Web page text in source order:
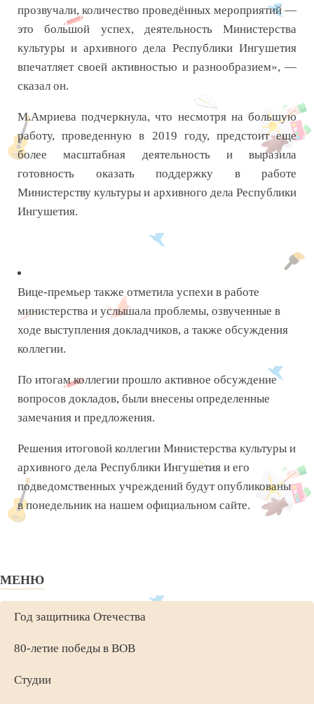
прозвучали, количество проведённых мероприятий —
это большой успех, деятельность Министерства
культуры и архивного дела Республики Ингушетия
впечатляет своей активностью и разнообразием», —
сказал он.
М.Амриева подчеркнула, что несмотря на большую
работу, проведенную в 2019 году, предстоит еще
более масштабная деятельность и выразила
готовность оказать поддержку в работе
Министерству культуры и архивного дела Республики
Ингушетия.
Вице-премьер также отметила успехи в работе
министерства и услышала проблемы, озвученные в
ходе выступления докладчиков, а также обсуждения
коллегии.
По итогам коллегии прошло активное обсуждение
вопросов докладов, были внесены определенные
замечания и предложения.
Решения итоговой коллегии Министерства культуры и
архивного дела Республики Ингушетия и его
подведомственных учреждений будут опубликованы
в понедельник на нашем официальном сайте.
МЕНЮ
Год защитника Отечества
80-летие победы в ВОВ
Студии